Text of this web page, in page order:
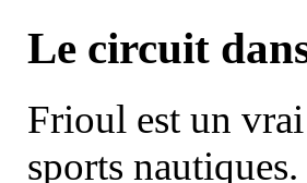
Le circuit
Frioul est un
sports